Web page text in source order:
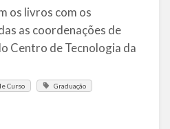
os livros com os
as coordenações de
Centro de Tecnologia da
Curso Graduação